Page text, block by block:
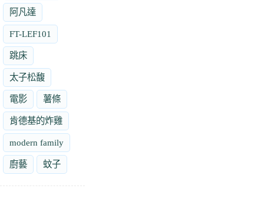
阿凡達
FT-LEF101
跳床
太子松馥
電影 薯條
肯德基的炸雞
modern family
廚藝 蚊子